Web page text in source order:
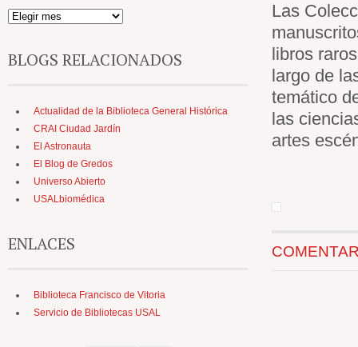
Las
libros
largo de
temático
las
artes
BLOGS RELACIONADOS
Actualidad de la Biblioteca General Histórica
CRAI Ciudad Jardín
El Astronauta
El Blog de Gredos
Universo Abierto
USALbiomédica
ENLACES
Biblioteca Francisco de Vitoria
Servicio de Bibliotecas USAL